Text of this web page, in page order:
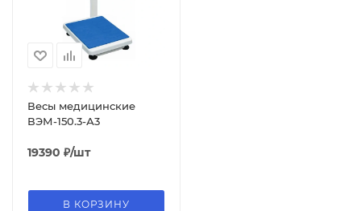
Весы медицинские
ВЭМ-150.3-А3
19390 ₽/шт
В КОРЗИНУ